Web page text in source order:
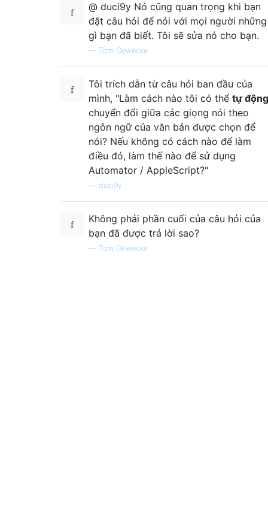
@ duci9y Nó cũng quan trọng khi bạn
đặt câu hỏi để nói với mọi người những
gì bạn đã biết. Tôi sẽ sửa nó cho bạn.
— Tom Gewecke
Tôi trích dẫn từ câu hỏi ban đầu của
mình, "Làm cách nào tôi có thể tự động
chuyển đổi giữa các giọng nói theo
ngôn ngữ của văn bản được chọn để
nói? Nếu không có cách nào để làm
điều đó, làm thế nào để sử dụng
Automator / AppleScript?"
duci9y
Không phải phần cuối của câu hỏi của
bạn đã được trả lời sao?
— Tom Gewecke